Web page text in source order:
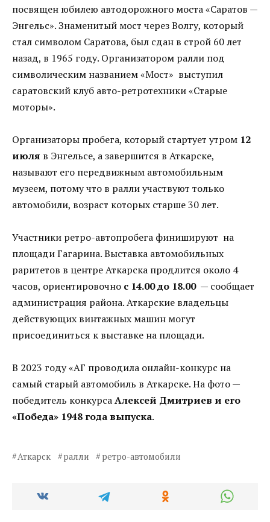
посвящен юбилею автодорожного моста «Саратов —
Энгельс». Знаменитый мост через Волгу, который
стал символом Саратова, был сдан в строй 60 лет
назад, в 1965 году. Организатором ралли под
символическим названием «Мост» выступил
саратовский клуб авто-ретротехники «Старые
моторы».
Организаторы пробега, который стартует утром 12
июля в Энгельсе, а завершится в Аткарске,
называют его передвижным автомобильным
музеем, потому что в ралли участвуют только
автомобили, возраст которых старше 30 лет.
Участники ретро-автопробега финишируют на
площади Гагарина. Выставка автомобильных
раритетов в центре Аткарска продлится около 4
часов, ориентировочно с 14.00 до 18.00— сообщает
администрация района. Аткарские владельцы
действующих винтажных машин могут
присоединиться к выставке на площади.
В 2023 году «АГ проводила онлайн-конкурс на
самый старый автомобиль в Аткарске. На фото —
победитель конкурсаАлексей Дмитриев и его
«Победа» 1948 года выпуска.
Аткарск ралли ретро-автомобили